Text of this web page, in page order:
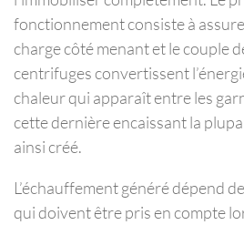
fonctionnement consiste à
charge côté menant et le couple
centrifuges convertissent
chaleur qui apparaît entre les
cette dernière encaissant la
ainsi créé.
L’échauffement généré dépend
qui doivent être pris en compte